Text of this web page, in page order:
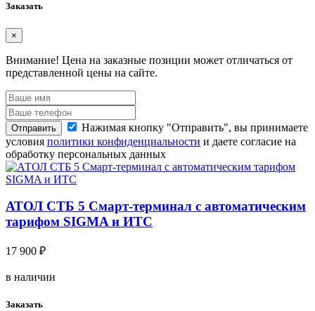
Заказать
×
Внимание! Цена на заказные позиции может отличаться от
представленной цены на сайте.
Отправить
Нажимая кнопку "Отправить", вы принимаете
условия политики конфиденциальности и даете согласие на
обработку персональных данных
АТОЛ СТБ 5 Смарт-терминал с автоматическим
тарифом SIGMA и ИТС
17 900 ₽
в наличии
Заказать